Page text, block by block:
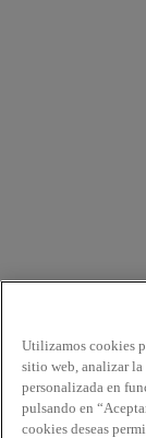
Utilizamos cookies
sitio web, analizar
personalizada en
pulsando en
cookies deseas